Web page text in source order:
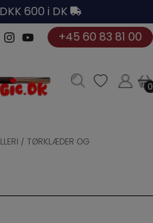
600 i DK
+45 60 83 81 00
0
0
/ TØRKLÆDER OG